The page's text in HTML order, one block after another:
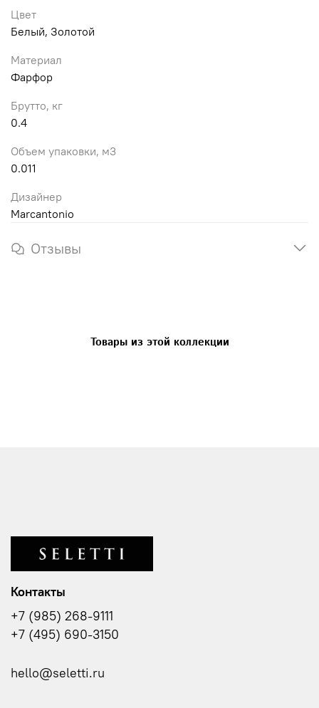
Цвет
Белый, Золотой
Материал
Фарфор
Брутто, кг
0.4
Объем упаковки, м3
0.011
Дизайнер
Marcantonio
Отзывы
Товары из этой коллекции
Контакты
+7 (985) 268-9111
+7 (495) 690-3150
hello@seletti.ru